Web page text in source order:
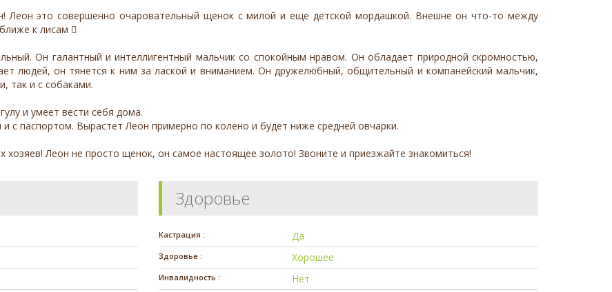
Леон это совершенно очаровательный щенок с милой и еще детской мордашкой. Внешне он что-то между
к лисам 
Он галантный и интеллигентный мальчик со спокойным нравом. Он обладает природной скромностью,
людей, он тянется к ним за лаской и вниманием. Он дружелюбный, общительный и компанейский мальчик,
так и с собаками.
и умеет вести себя дома.
с паспортом. Вырастет Леон примерно по колено и будет ниже средней овчарки.
Леон не просто щенок, он самое настоящее золото! Звоните и приезжайте знакомиться!
Здоровье
Кастрация : Да
Здоровье : Хорошее
Инвалидность : Нет